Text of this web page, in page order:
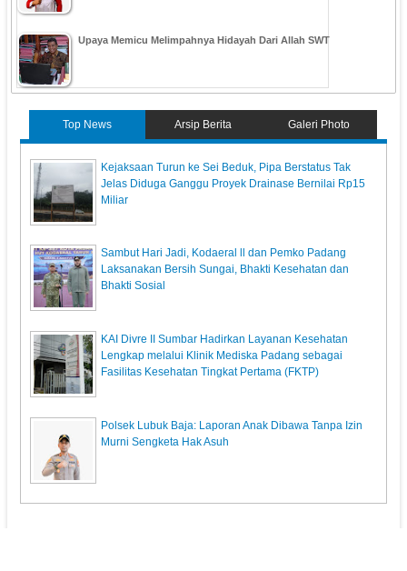
Upaya Memicu Melimpahnya Hidayah Dari Allah SWT
Top News Arsip Berita Galeri Photo
Kejaksaan Turun ke Sei Beduk, Pipa Berstatus Tak
Jelas Diduga Ganggu Proyek Drainase Bernilai Rp15
Miliar
Sambut Hari Jadi, Kodaeral ll dan Pemko Padang
Laksanakan Bersih Sungai, Bhakti Kesehatan dan
Bhakti Sosial
KAI Divre II Sumbar Hadirkan Layanan Kesehatan
Lengkap melalui Klinik Mediska Padang sebagai
Fasilitas Kesehatan Tingkat Pertama (FKTP)
Polsek Lubuk Baja: Laporan Anak Dibawa Tanpa Izin
Murni Sengketa Hak Asuh